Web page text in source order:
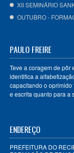
XII SEMINÁRIO
OUTUBRO -
PAULO FREIRE
Teve a coragem de pôr
identifica a
capacitando o
e escrita quanto para a
ENDEREÇO
PREFEITURA DO